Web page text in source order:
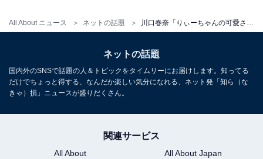
All About ニュース ネットの話題
ネットの話題
国内外のSNSで話題の人＆トピックをタイムリーにお届けします。知ってる
だけでちょっと得する、なんだか楽しい気分になれる、ネット発「知ら（な
きゃ）損」ニュースが盛りだくさん。
関連サービス
All About
All About Japan